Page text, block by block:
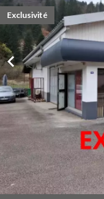
Exclusivité